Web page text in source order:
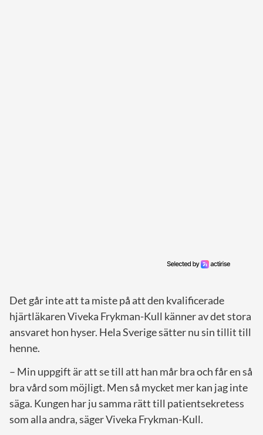
Det går inte att ta miste på att den kvalificerade
hjärtläkaren Viveka Frykman-Kull känner av det stora
ansvaret hon hyser. Hela Sverige sätter nu sin tillit till
henne.
– Min uppgift är att se till att han mår bra och får en så
bra vård som möjligt. Men så mycket mer kan jag inte
säga. Kungen har ju samma rätt till patientsekretess
som alla andra, säger Viveka Frykman-Kull.